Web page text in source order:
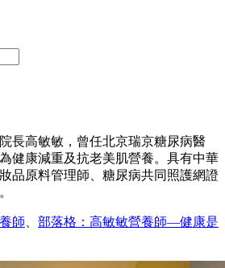
長高敏敏，曾任北京瑞京糖尿病醫
健康減重及抗老美肌營養。具有中華
品原料管理師、糖尿病共同照護網證
師
部落格：高敏敏營養師—健康是